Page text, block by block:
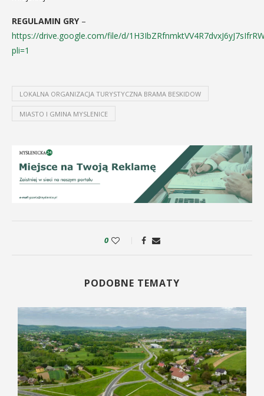
REGULAMIN GRY–
https://drive.google.com/file/d/
pli=1
LOKALNA ORGANIZACJA TURYSTYCZNA BRAMA BESKIDOW
MIASTO I GMINA MYSLENICE
0
PODOBNE TEMATY